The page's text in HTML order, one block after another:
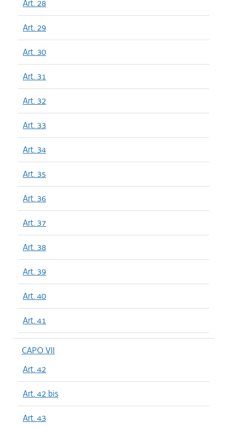
Art. 28
Art. 29
Art. 30
Art. 31
Art. 32
Art. 33
Art. 34
Art. 35
Art. 36
Art. 37
Art. 38
Art. 39
Art. 40
Art. 41
CAPO VII
Art. 42
Art. 42 bis
Art. 43